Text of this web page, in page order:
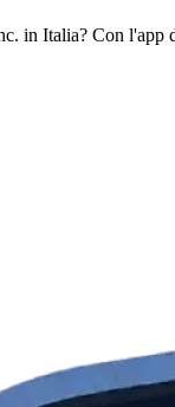
in Italia? Con